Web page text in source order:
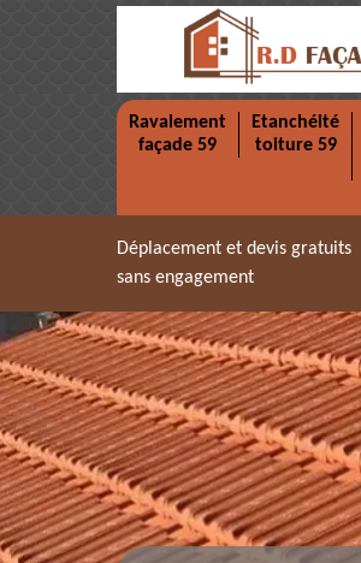
Ravalement
façade 59
Etanchéité
toiture 59
Déplacement et devis gratuits
sans engagement